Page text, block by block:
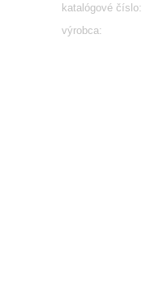
katalógové číslo:
výrobca: